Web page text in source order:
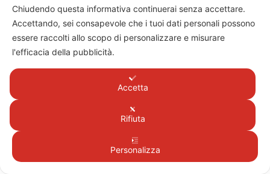
Rete professionale(1)
Ricerca di mercato (1)
Risanamento Aziendale
Ristrutturazione debito
Chiudendo questa informativa continuerai senza accettare.
Accettando, sei consapevole che i tuoi dati personali possono
essere raccolti allo scopo di personalizzare e misurare
l'efficacia della pubblicità.
Accetta
Rifiuta
Personalizza